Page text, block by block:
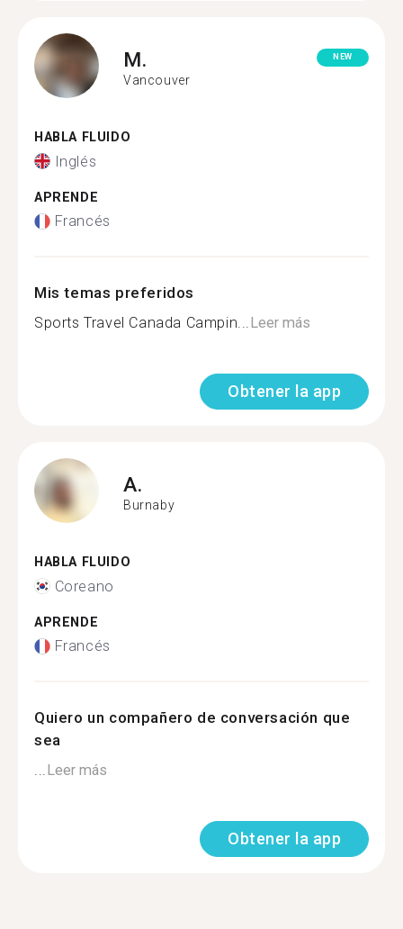
M.
Vancouver
NEW
HABLA FLUIDO
Inglés
APRENDE
Francés
Mis temas preferidos
Sports Travel Canada Campin...Leer más
Obtener la app
A.
Burnaby
HABLA FLUIDO
Coreano
APRENDE
Francés
Quiero un compañero de conversación que
sea
...Leer más
Obtener la app